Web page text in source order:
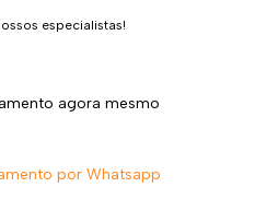
especialistas!
agora mesmo
por Whatsapp